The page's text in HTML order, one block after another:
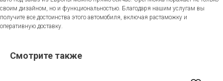
своим дизайном, но и функциональностью. Благодаря нашим услугам вы
получите все достоинства этого автомобиля, включая растаможку и
оперативную доставку.
Смотрите также